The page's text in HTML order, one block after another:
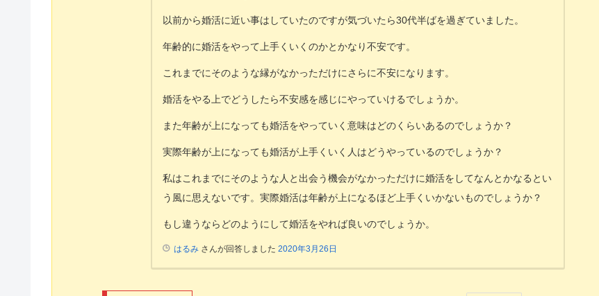
以前から婚活に近い事はしていたのですが気づいたら30代半ばを過ぎていました。
年齢的に婚活をやって上手くいくのかとかなり不安です。
これまでにそのような縁がなかっただけにさらに不安になります。
婚活をやる上でどうしたら不安感を感じにやっていけるでしょうか。
また年齢が上になっても婚活をやっていく意味はどのくらいあるのでしょうか？
実際年齢が上になっても婚活が上手くいく人はどうやっているのでしょうか？
私はこれまでにそのような人と出会う機会がなかっただけに婚活をしてなんとかなるとい
う風に思えないです。実際婚活は年齢が上になるほど上手くいかないものでしょうか？
もし違うならどのようにして婚活をやれば良いのでしょうか。
はるみ さんが回答しました 2020年3月26日